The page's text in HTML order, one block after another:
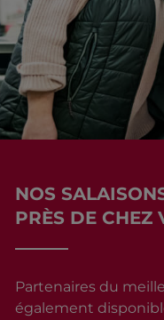
NOS
PRÈS DE CHEZ
Partenaires du
également